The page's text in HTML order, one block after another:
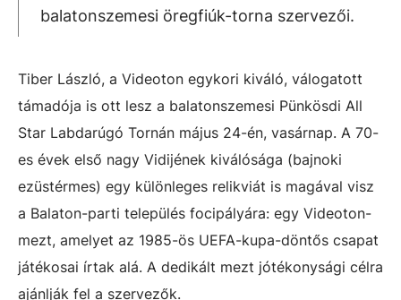
balatonszemesi öregfiúk-torna szervezői.
Tiber László, a Videoton egykori kiváló, válogatott
támadója is ott lesz a balatonszemesi Pünkösdi All
Star Labdarúgó Tornán május 24-én, vasárnap. A 70-
es évek első nagy Vidijének kiválósága (bajnoki
ezüstérmes) egy különleges relikviát is magával visz
a Balaton-parti település focipályára: egy Videoton-
mezt, amelyet az 1985-ös UEFA-kupa-döntős csapat
játékosai írtak alá. A dedikált mezt jótékonysági célra
ajánlják fel a szervezők.